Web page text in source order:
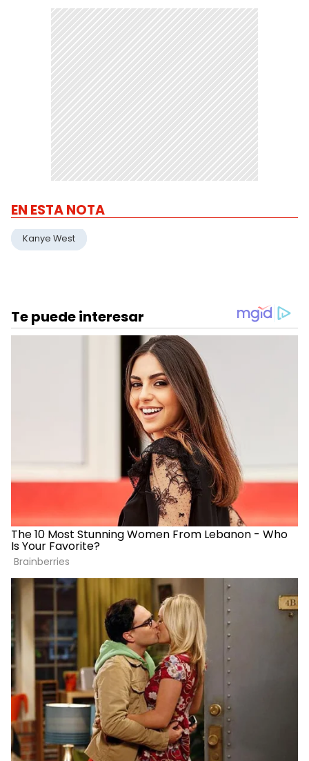
EN ESTA NOTA
Kanye West